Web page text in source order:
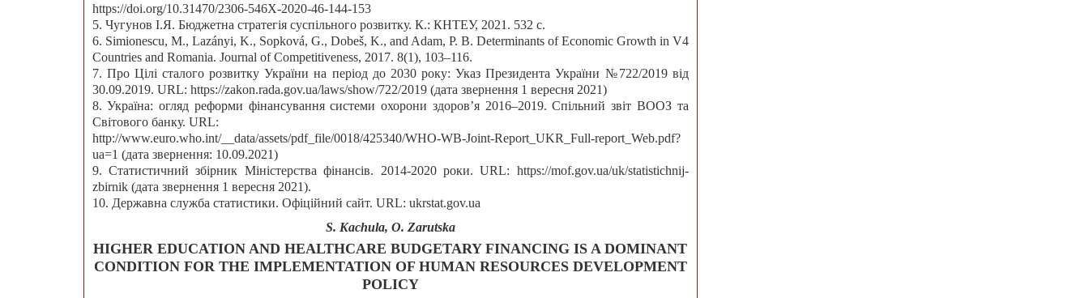
https://doi.org/10.31470/2306-546X-2020-46-144-153
5. Чугунов І.Я. Бюджетна стратегія суспільного розвитку. К.: КНТЕУ, 2021. 532 с.
6. Simionescu, M., Lazányi, K., Sopková, G., Dobeš, K., and Adam, P. B. Determinants of Economic Growth in V4
Countries and Romania. Journal of Competitiveness, 2017. 8(1), 103–116.
7. Про Цілі сталого розвитку України на період до 2030 року: Указ Президента України №722/2019 від
30.09.2019. URL: https://zakon.rada.gov.ua/laws/show/722/2019 (дата звернення 1 вересня 2021)
8. Україна: огляд реформи фінансування системи охорони здоров’я 2016–2019. Спільний звіт ВООЗ та
Світового банку. URL:
http://www.euro.who.int/__data/assets/pdf_file/0018/425340/WHO-WB-Joint-Report_UKR_Full-report_Web.pdf?
ua=1 (дата звернення: 10.09.2021)
9. Статистичний збірник Міністерства фінансів. 2014-2020 роки. URL: https://mof.gov.ua/uk/statistichnij-
zbirnik (дата звернення 1 вересня 2021).
10. Державна служба статистики. Офіційний сайт. URL: ukrstat.gov.ua
S. Kachula, О. Zarutska
HIGHER EDUCATION AND HEALTHCARE BUDGETARY FINANCING IS A DOMINANT
CONDITION FOR THE IMPLEMENTATION OF HUMAN RESOURCES DEVELOPMENT
POLICY